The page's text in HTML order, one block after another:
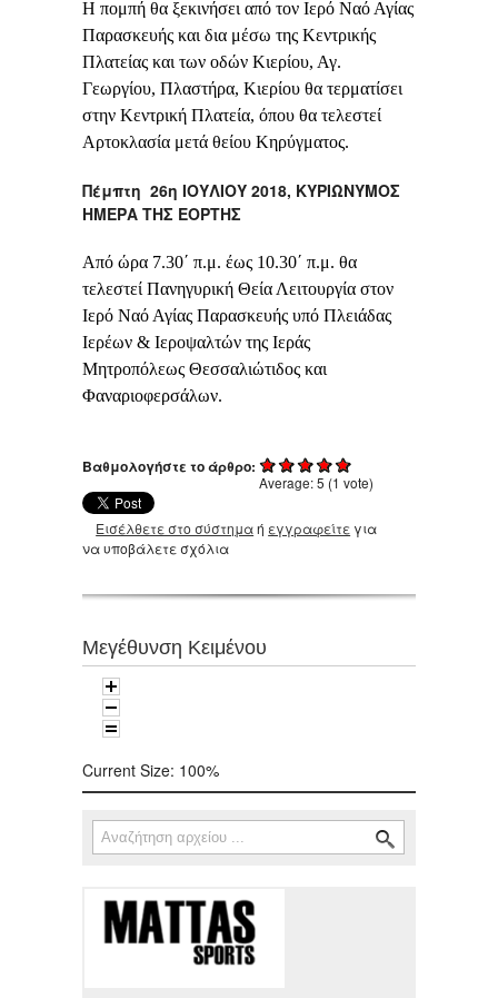
Η πομπή θα ξεκινήσει από τον Ιερό Ναό Αγίας
Παρασκευής και δια μέσω της Κεντρικής
Πλατείας και των οδών Κιερίου, Αγ.
Γεωργίου, Πλαστήρα, Κιερίου θα τερματίσει
στην Κεντρική Πλατεία, όπου θα τελεστεί
Αρτοκλασία μετά θείου Κηρύγματος.
Πέμπτη 26η ΙΟΥΛΙΟΥ 2018, ΚΥΡΙΩΝΥΜΟΣ
ΗΜΕΡΑ ΤΗΣ ΕΟΡΤΗΣ
Από ώρα 7.30΄ π.μ. έως 10.30΄ π.μ. θα
τελεστεί Πανηγυρική Θεία Λειτουργία στον
Ιερό Ναό Αγίας Παρασκευής υπό Πλειάδας
Ιερέων & Ιεροψαλτών της Ιεράς
Μητροπόλεως Θεσσαλιώτιδος και
Φαναριοφερσάλων.
Βαθμολογήστε το άρθρο:
Average:5 (1 vote)
Εισέλθετε στο σύστημαή εγγραφείτε για
να υποβάλετε σχόλια
Μεγέθυνση Κειμένου
Current Size: 100%
Φόρμα αναζήτησης
Αναζήτηση